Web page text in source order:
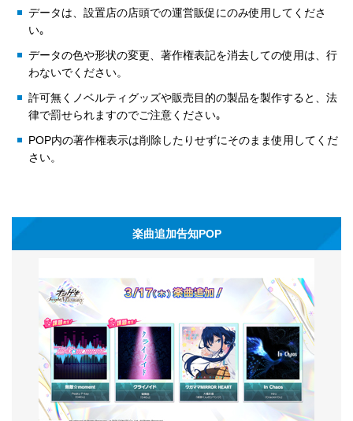
データは、設置店の店頭での運営販促にのみ使用してくださ
い｡
データの色や形状の変更、著作権表記を消去しての使用は、行
わないでください。
許可無くノベルティグッズや販売目的の製品を製作すると、法
律で罰せられますのでご注意ください｡
POP内の著作権表示は削除したりせずにそのまま使用してくだ
さい。
楽曲追加告知POP